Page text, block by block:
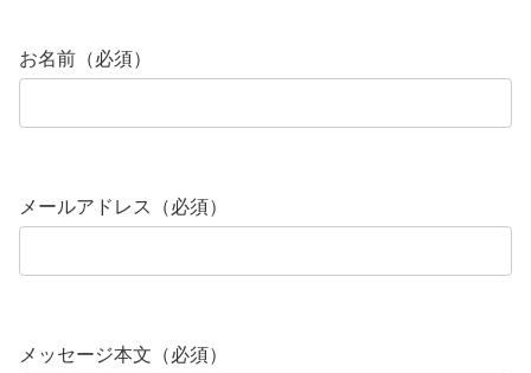
お名前（必須）
メールアドレス（必須）
メッセージ本文（必須）